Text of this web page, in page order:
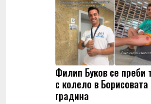
Филип Буков се преби
с колело в Борисовата
градина